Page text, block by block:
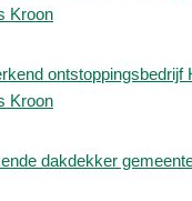
Kroon
ontstoppingsbedrijf
Kroon
dakdekker